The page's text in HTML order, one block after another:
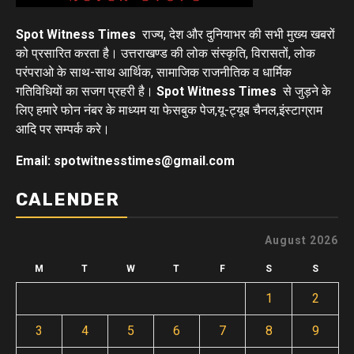
Spot Witness Times राज्य, देश और दुनियाभर की सभी मुख्य खबरों
को प्रसारित करता है। उत्तराखण्ड की लोक संस्कृति, विरासतों, लोक
परंपराओ के साथ-साथ आर्थिक, सामाजिक राजनीतिक व धार्मिक
गतिविधियों का सजग प्रहरी है। Spot Witness Times से जुड़ने के
लिए हमारे फोन नंबर के माध्यम या फेसबुक पेज,यू-ट्यूब चैनल,इंस्टाग्राम
आदि पर सम्पर्क करे।
Email: spotwitnesstimes@gmail.com
CALENDER
August 2026
M T W T F S S
1 2
3 4 5 6 7 8 9